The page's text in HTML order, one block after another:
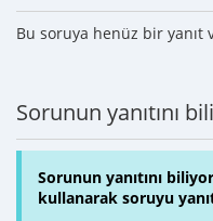
Bu soruya henüz bir yanıt
Sorunun yanıtını
Sorunun yanıtını
kullanarak soruyu